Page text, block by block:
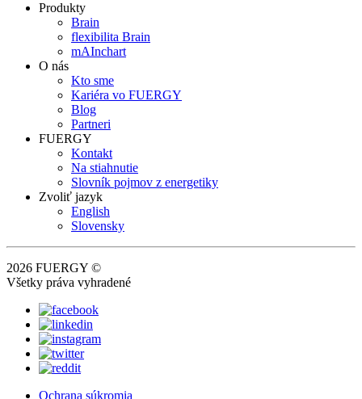
Produkty
Brain
flexibilita Brain
mAInchart
O nás
Kto sme
Kariéra vo FUERGY
Blog
Partneri
FUERGY
Kontakt
Na stiahnutie
Slovník pojmov z energetiky
Zvoliť jazyk
English
Slovensky
2026 FUERGY ©
Všetky práva vyhradené
Ochrana súkromia